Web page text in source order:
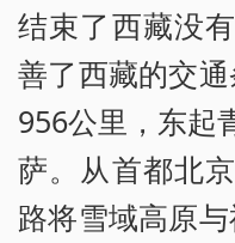
结束了西藏没
善了西藏的交
956公里，东起
萨。从首都北
路将雪域高原